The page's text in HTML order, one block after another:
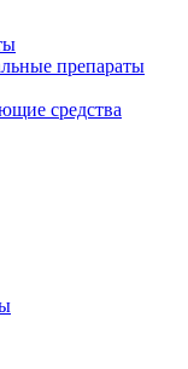
препараты
средства